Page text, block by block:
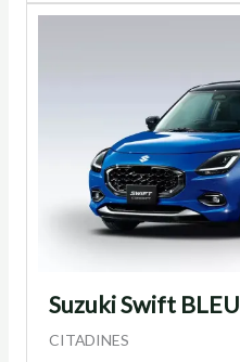
Suzuki Swift BLEU
CITADINES